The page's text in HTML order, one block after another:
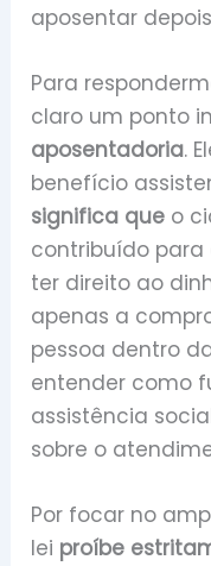
aposentar
Para
claro um ponto
aposentadoria.
benefício
significa que o
contribuído para
ter direito ao
apenas a
pessoa dentro
entender como
assistência
sobre o
Por focar no
lei proíbe